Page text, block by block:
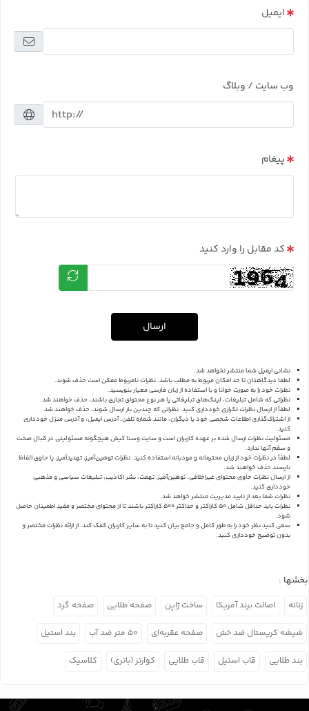
ایمیل
وب سایت / وبلاگ
پیغام
کد مقابل را وارد کنید
ارسال
نشانی ایمیل شما منتشر نخواهد شد.
لطفا دیدگاهتان تا حد امکان مربوط به مطلب باشد. نظرات نامربوط ممکن است حذف شوند.
نظرات خود را به صورت خوانا و با استفاده از زبان فارسی معیار بنویسید.
نظراتی که شامل تبلیغات، لینک‌های تبلیغاتی یا هر نوع محتوای تجاری باشند، حذف خواهند شد.
لطفاً از ارسال نظرات تکراری خودداری کنید. نظراتی که چندین بار ارسال شوند، حذف خواهند شد.
از اشتراک‌گذاری اطلاعات شخصی خود یا دیگران، مانند شماره تلفن، آدرس ایمیل، و آدرس منزل خودداری
کنید.
مسئولیت نظرات ارسال شده بر عهده کاربران است و سایت وستا کیش هیچگونه مسئولیتی در قبال صحت
و سقم آنها ندارد.
لطفاً در نظرات خود از زبان محترمانه و مودبانه استفاده کنید. نظرات توهین‌آمیز، تهدیدآمیز، یا حاوی الفاظ
ناپسند حذف خواهند شد.
از ارسال نظرات حاوی محتوای غیراخلاقی، توهین‌آمیز، تهمت، نشر اکاذیب، تبلیغات سیاسی و مذهبی
خودداری کنید.
نظرات شما بعد از تایید مدیریت منتشر خواهد شد.
نظرات باید حداقل شامل 50 کاراکتر و حداکثر 500 کاراکتر باشند تا از محتوای مختصر و مفید اطمینان حاصل
شود.
سعی کنید نظر خود را به طور کامل و جامع بیان کنید تا به سایر کاربران کمک کند.از ارائه نظرات مختصر و
بدون توضیح خودداری کنید.
بخشها :
زنانه اصالت برند آمریکا ساخت ژاپن صفحه طلایی صفحه گرد
شیشه کریستال ضد خش صفحه عقربه‌ای ۵۰ متر ضد آب بند استیل
بند طلایی قاب استیل قاب طلایی کوارتز (باتری) کلاسیک